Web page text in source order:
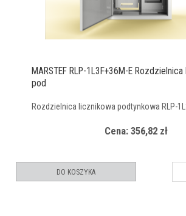
MARSTEF RLP-1L3F+36M-E
pod
Rozdzielnica licznikowa podtynkowa RLP-
Cena: 356,82 zł
DO KOSZYKA